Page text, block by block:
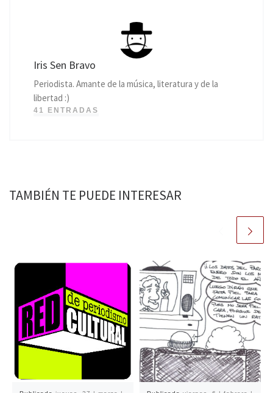
Iris Sen Bravo
Periodista. Amante de la música, literatura y de la
libertad :)
41 ENTRADAS
TAMBIÉN TE PUEDE INTERESAR